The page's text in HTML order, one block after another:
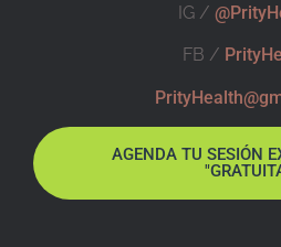
IG /
FB /
AGENDA TU SESIÓN